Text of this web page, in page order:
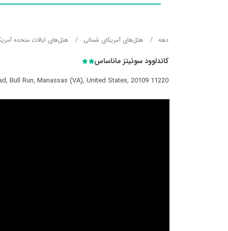
دهه هتل‌های آمریکای شمالی هتل‌های ایالات متحده
کاندلوود سوئیتز ماناساس
11220 Balls Ford Road, Bull Run, Manassas (VA), United States, 20109